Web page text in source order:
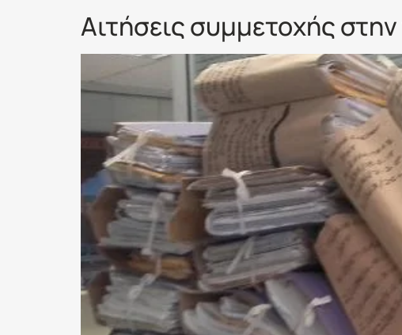
Αιτήσεις συμμετοχής